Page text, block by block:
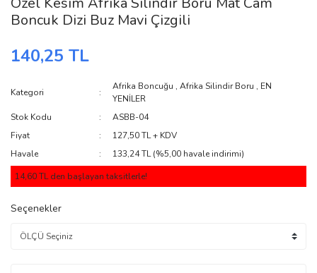
Boncuk Dizi Buz Mavi Çizgili
140,25 TL
Kategori
Afrika Boncuğu ,Afrika Silindir Boru , EN
YENİLER
Stok Kodu
ASBB-04
Fiyat
127,50 TL + KDV
Havale
133,24 TL (%5,00 havale indirimi)
14,60 TL den başlayan taksitlerle!
Seçenekler